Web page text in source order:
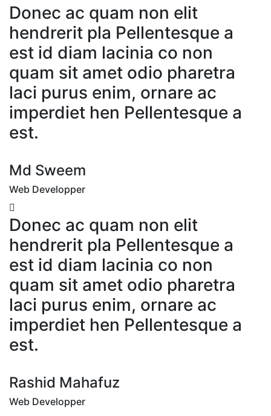
Donec ac quam non elit
hendrerit pla Pellentesque a
est id diam lacinia co non
quam sit amet odio pharetra
laci purus enim, ornare ac
imperdiet hen Pellentesque a
est.
Md Sweem
Web Developper
Donec ac quam non elit
hendrerit pla Pellentesque a
est id diam lacinia co non
quam sit amet odio pharetra
laci purus enim, ornare ac
imperdiet hen Pellentesque a
est.
Rashid Mahafuz
Web Developper